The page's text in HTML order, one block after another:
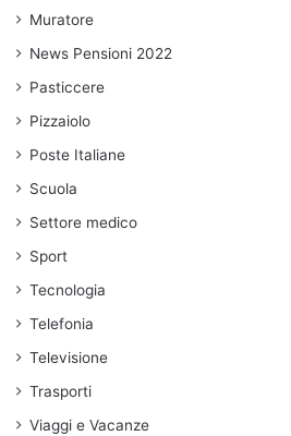
Muratore
News Pensioni 2022
Pasticcere
Pizzaiolo
Poste Italiane
Scuola
Settore medico
Sport
Tecnologia
Telefonia
Televisione
Trasporti
Viaggi e Vacanze